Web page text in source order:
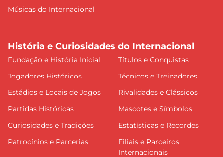
Músicas do Internacional
História e Curiosidades do Internacional
Fundação e História Inicial
Títulos e Conquistas
Jogadores Históricos
Técnicos e Treinadores
Estádios e Locais de Jogos
Rivalidades e Clássicos
Partidas Históricas
Mascotes e Símbolos
Curiosidades e Tradições
Estatísticas e Recordes
Patrocínios e Parcerias
Filiais e Parceiros
Internacionais